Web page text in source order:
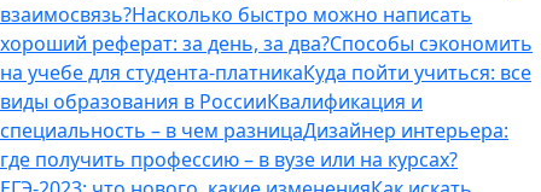
взаимосвязь?Насколько быстро можно написать
хороший реферат: за день, за два?Способы сэкономить
на учебе для студента-платникаКуда пойти учиться: все
виды образования в РоссииКвалификация и
специальность – в чем разницаДизайнер интерьера:
где получить профессию – в вузе или на курсах?